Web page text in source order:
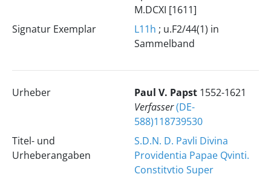
M.DCXI [1611]
Signatur Exemplar
L11h ; u.F2/44(1) in
Sammelband
Urheber Paul V. Papst 1552-1621
Verfasser(DE-
588)118739530
Titel- und
Urheberangaben
S.D.N. D. Pavli Divina
Providentia Papae Qvinti.
Constitvtio Super